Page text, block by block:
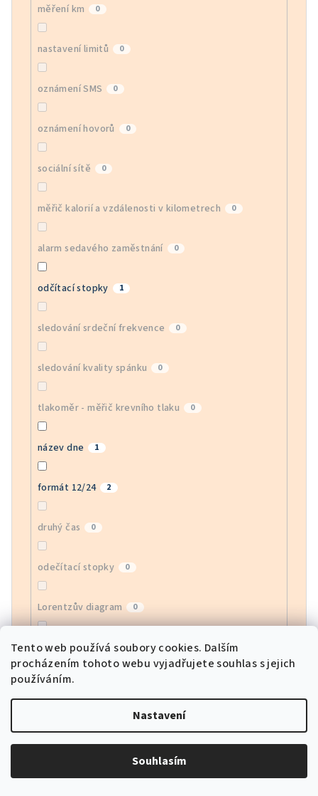
Tento web používá soubory cookies. Dalším
procházením tohoto webu vyjadřujete souhlas s jejich
používáním.
Nastavení
Souhlasím
měření km 0
nastavení limitů 0
oznámení SMS 0
oznámení hovorů 0
sociální sítě 0
měřič kalorií a vzdálenosti v kilometrech 0
alarm sedavého zaměstnání 0
odčítací stopky 1
sledování srdeční frekvence 0
sledování kvality spánku 0
tlakoměr - měřič krevního tlaku 0
název dne 1
formát 12/24 2
druhý čas 0
odečítací stopky 0
Lorentzův diagram 0
index zdravotního stavu HRV 0
monitor EGG
sledování srdeční frekvence APP